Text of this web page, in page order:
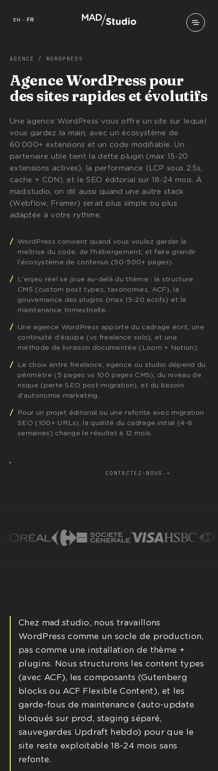
EN - FR
AGENCE / WORDPRESS
Agence WordPress pour
des sites rapides et évolutifs
Une agence WordPress vous offre un site sur lequel
vous gardez la main, avec un écosystème de
60 000+ extensions et un code modifiable. Un
partenaire utile tient la dette plugin (max 15-20
extensions actives), la performance (LCP sous 2.5s,
cache + CDN), et le SEO éditorial sur 18-24 mois. À
mad.studio, on dit aussi quand une autre stack
(Webflow, Framer) serait plus simple ou plus
adaptée à votre rythme.
WordPress convient quand vous voulez garder la
maîtrise du code, de l'hébergement, et faire grandir
l'écosystème de contenus (50-500+ pages).
L'enjeu réel se joue au-delà du thème : la structure
CMS (custom post types, taxonomies, ACF), la
gouvernance des plugins (max 15-20 actifs) et la
maintenance trimestrielle.
Une agence WordPress apporte du cadrage écrit, une
continuité d'équipe (vs freelance solo), et une
méthode de livraison documentée (Loom + Notion).
Le choix entre freelance, agence ou studio dépend du
périmètre (5 pages vs 100 pages CMS), du niveau de
risque (perte SEO post-migration), et du besoin
d'autonomie marketing.
Pour un projet éditorial ou une refonte avec migration
SEO (100+ URLs), la qualité du cadrage initial (4-6
semaines) change le résultat à 12 mois.
CONTACTEZ-NOUS →
Chez mad.studio, nous travaillons
WordPress comme un socle de production,
pas comme une installation de thème +
plugins. Nous structurons les content types
(avec ACF), les composants (Gutenberg
blocks ou ACF Flexible Content), et les
garde-fous de maintenance (auto-update
bloqués sur prod, staging séparé,
sauvegardes Updraft hebdo) pour que le
site reste exploitable 18-24 mois sans
refonte.